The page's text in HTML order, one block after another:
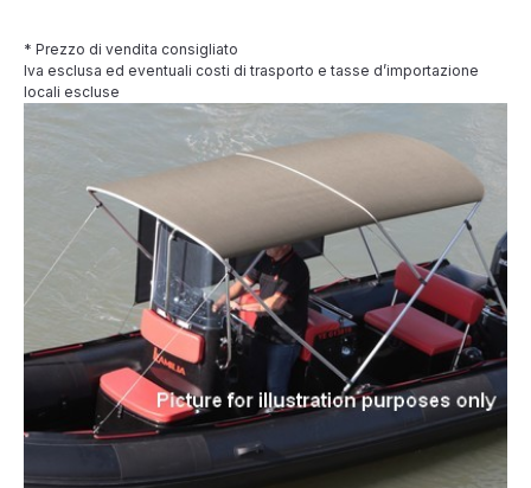
* Prezzo di vendita consigliato
Iva esclusa ed eventuali costi di trasporto e tasse d’importazione
locali escluse